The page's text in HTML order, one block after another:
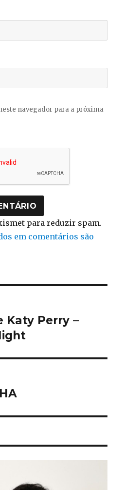
navegador para a próxima
para reduzir spam.
em comentários são
Katy Perry –